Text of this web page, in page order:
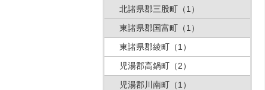
北諸県郡三股町 （1）
東諸県郡国富町 （1）
東諸県郡綾町 （1）
児湯郡高鍋町 （2）
児湯郡川南町 （1）